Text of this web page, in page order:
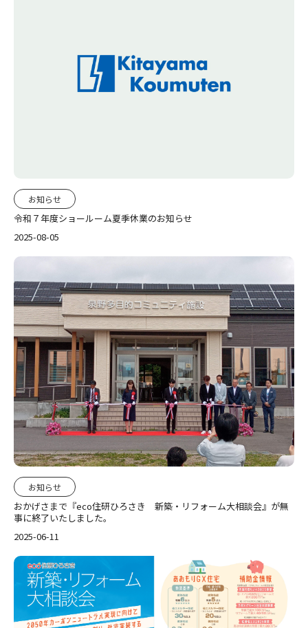
お知らせ
令和７年度ショールーム夏季休業のお知らせ
2025-08-05
お知らせ
おかげさまで『eco住研ひろさき 新築・リフォーム大相談会』が無
事に終了いたしました。
2025-06-11